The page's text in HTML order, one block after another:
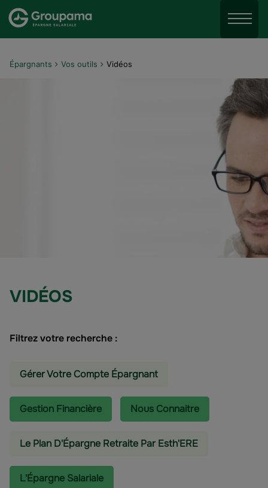
Aller au menu
Aller au contenu
Menu
Épargnants Vos outils Vidéos
VIDÉOS
Filtrez votre recherche :
Gérer Votre Compte Épargnant
Gestion Financière Nous Connaitre
Le Plan D'Épargne Retraite Par Esth'ERE
L'épargne Salariale